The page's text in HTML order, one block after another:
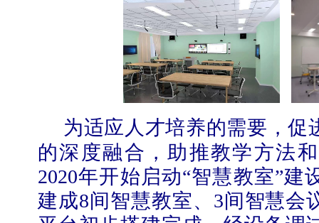
为适应人才培养的需要，促
的深度融合，助推教学方法
2020年开始启动“智慧教室”建
建成8间智慧教室、 3间智慧会